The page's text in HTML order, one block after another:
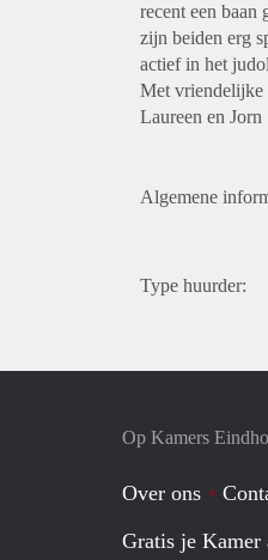
recent een baan
zijn beiden erg
actief in het
Met vriendelijke
Laureen en Jorn
Algemene
Type huurder:
Op Kamers
Over ons
Gratis je Kamer